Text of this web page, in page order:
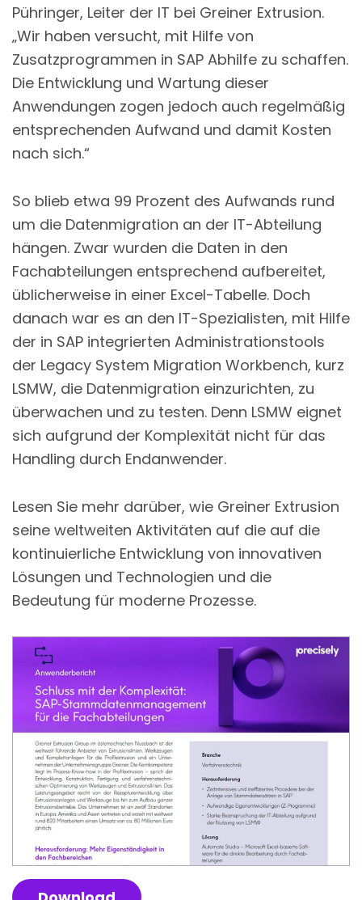
Pühringer, Leiter der IT bei Greiner Extrusion.
„Wir haben versucht, mit Hilfe von
Zusatzprogrammen in SAP Abhilfe zu schaffen.
Die Entwicklung und Wartung dieser
Anwendungen zogen jedoch auch regelmäßig
entsprechenden Aufwand und damit Kosten
nach sich.“
So blieb etwa 99 Prozent des Aufwands rund
um die Datenmigration an der IT-Abteilung
hängen. Zwar wurden die Daten in den
Fachabteilungen entsprechend aufbereitet,
üblicherweise in einer Excel-Tabelle. Doch
danach war es an den IT-Spezialisten, mit Hilfe
der in SAP integrierten Administrationstools
der Legacy System Migration Workbench, kurz
LSMW, die Datenmigration einzurichten, zu
überwachen und zu testen. Denn LSMW eignet
sich aufgrund der Komplexität nicht für das
Handling durch Endanwender.
Lesen Sie mehr darüber, wie Greiner Extrusion
seine weltweiten Aktivitäten auf die auf die
kontinuierliche Entwicklung von innovativen
Lösungen und Technologien und die
Bedeutung für moderne Prozesse.